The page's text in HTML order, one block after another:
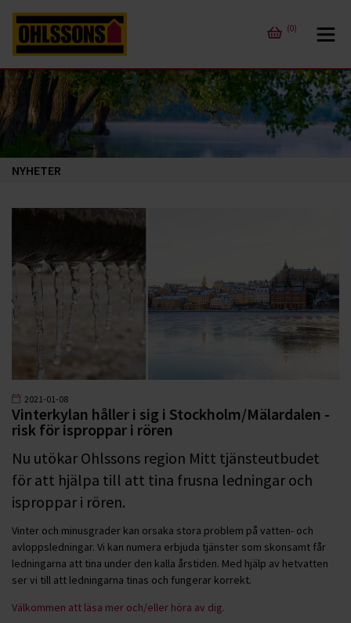
(0)
NYHETER
2021-01-08
Vinterkylan håller i sig i Stockholm/Mälardalen -
risk för isproppar i rören
Nu utökar Ohlssons region Mitt tjänsteutbudet
för att hjälpa till att tina frusna ledningar och
isproppar i rören.
Vinter och minusgrader kan orsaka stora problem på vatten- och
avloppsledningar. Vi kan numera erbjuda tjänster som skonsamt får
ledningarna att tina under den kalla årstiden. Med hjälp av hetvatten
ser vi till att ledningarna tinas och fungerar korrekt.
Välkommen att läsa mer och/eller höra av dig.